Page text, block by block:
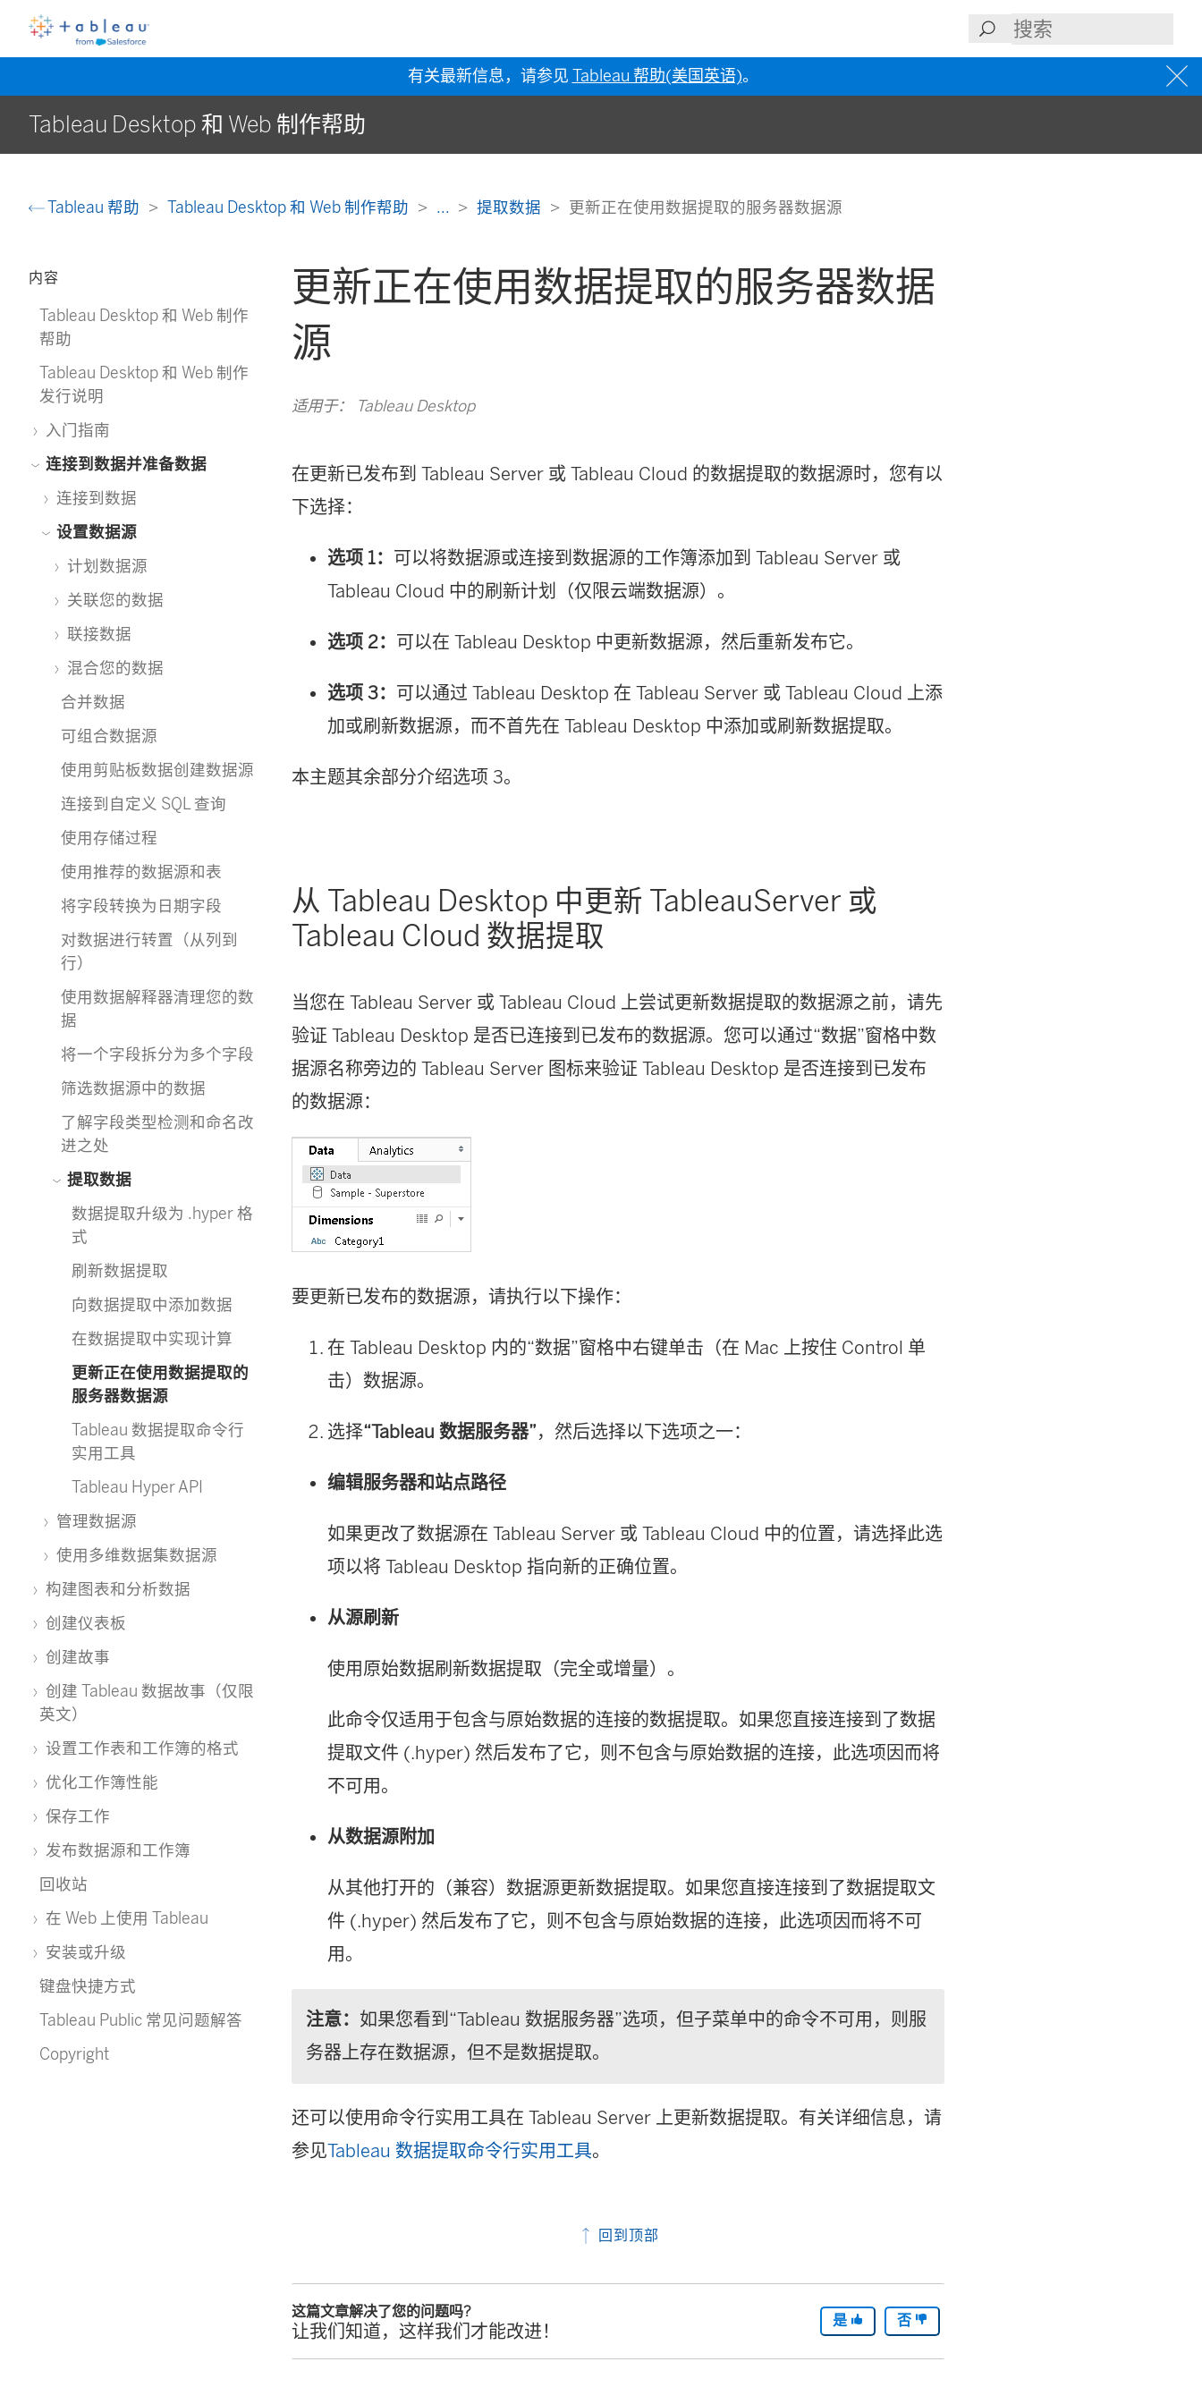
有关最新信息，请参见 Tableau 帮助(美国英语)。
Tableau Desktop 和 Web 制作帮助
Tableau 帮助 Tableau Desktop 和 Web 制作帮助 ... 提取数据 更新正在使用数据提取的服务器数据源
内容
Tableau Desktop 和 Web 制作
帮助
Tableau Desktop 和 Web 制作
发行说明
入门指南
连接到数据并准备数据
连接到数据
设置数据源
计划数据源
关联您的数据
联接数据
混合您的数据
合并数据
可组合数据源
使用剪贴板数据创建数据源
连接到自定义 SQL 查询
使用存储过程
使用推荐的数据源和表
将字段转换为日期字段
对数据进行转置（从列到
行）
使用数据解释器清理您的数
据
将一个字段拆分为多个字段
筛选数据源中的数据
了解字段类型检测和命名改
进之处
提取数据
数据提取升级为 .hyper 格
式
刷新数据提取
向数据提取中添加数据
在数据提取中实现计算
更新正在使用数据提取的
服务器数据源
Tableau 数据提取命令行
实用工具
Tableau Hyper API
管理数据源
使用多维数据集数据源
构建图表和分析数据
创建仪表板
创建故事
创建 Tableau 数据故事（仅限
英文）
设置工作表和工作簿的格式
优化工作簿性能
保存工作
发布数据源和工作簿
回收站
在 Web 上使用 Tableau
安装或升级
键盘快捷方式
Tableau Public 常见问题解答
Copyright
更新正在使用数据提取的服务器数据
源
适用于： Tableau Desktop
在更新已发布到 Tableau Server 或 Tableau Cloud 的数据提取的数据源时，您有以
下选择：
选项 1： 可以将数据源或连接到数据源的工作簿添加到 Tableau Server 或
Tableau Cloud 中的刷新计划（仅限云端数据源）。
选项 2： 可以在 Tableau Desktop 中更新数据源，然后重新发布它。
选项 3： 可以通过 Tableau Desktop 在 Tableau Server 或 Tableau Cloud 上添
加或刷新数据源，而不首先在 Tableau Desktop 中添加或刷新数据提取。
本主题其余部分介绍选项 3。
从 Tableau Desktop 中更新 TableauServer 或
Tableau Cloud 数据提取
当您在 Tableau Server 或 Tableau Cloud 上尝试更新数据提取的数据源之前，请先
验证 Tableau Desktop 是否已连接到已发布的数据源。您可以通过“数据”窗格中数
据源名称旁边的 Tableau Server 图标来验证 Tableau Desktop 是否连接到已发布
的数据源：
要更新已发布的数据源，请执行以下操作：
在 Tableau Desktop 内的“数据”窗格中右键单击（在 Mac 上按住 Control 单
击）数据源。
选择“Tableau 数据服务器”，然后选择以下选项之一：
编辑服务器和站点路径
如果更改了数据源在 Tableau Server 或 Tableau Cloud 中的位置，请选择此选
项以将 Tableau Desktop 指向新的正确位置。
从源刷新
使用原始数据刷新数据提取（完全或增量）。
此命令仅适用于包含与原始数据的连接的数据提取。如果您直接连接到了数据
提取文件 (.hyper) 然后发布了它，则不包含与原始数据的连接，此选项因而将
不可用。
从数据源附加
从其他打开的（兼容）数据源更新数据提取。如果您直接连接到了数据提取文
件 (.hyper) 然后发布了它，则不包含与原始数据的连接，此选项因而将不可
用。
注意： 如果您看到“Tableau 数据服务器”选项，但子菜单中的命令不可用，则服
务器上存在数据源，但不是数据提取。
还可以使用命令行实用工具在 Tableau Server 上更新数据提取。有关详细信息，请
参见Tableau 数据提取命令行实用工具。
回到顶部
这篇文章解决了您的问题吗?
让我们知道，这样我们才能改进！ 是 否